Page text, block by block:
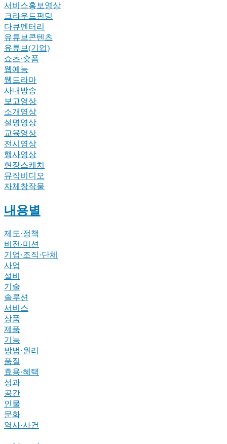
서비스홍보영상
크라우드펀딩
다큐멘터리
유튜브콘텐츠
유튜브(기업)
쇼츠·숏폼
웹예능
웹드라마
사내방송
보고영상
소개영상
설명영상
교육영상
전시영상
행사영상
현장스케치
뮤직비디오
자체창작물
내용별
제도·정책
비전·미션
기업·조직·단체
사업
설비
기술
솔루션
서비스
상품
제품
기능
방법·원리
품질
효용·혜택
성과
공간
인물
문화
역사·사건